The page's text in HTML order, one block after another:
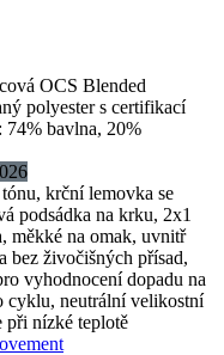
OCS Blended
polyester s certifikací
74% bavlna, 20%
krční lemovka se
podsádka na krku, 2x1
měkké na omak, uvnitř
bez živočišných přísad,
vyhodnocení dopadu na
cyklu, neutrální velikostní
při nízké teplotě